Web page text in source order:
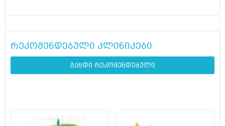
რეკომენდებული კლინიკები
გახდი რეკომენდებული